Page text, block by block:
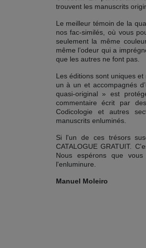
trouvent les manuscrits
Le meilleur témoin de la
nos fac-similés, où vous
seulement la même
même l’odeur qui a
que les autres ne font pas.
Les éditions sont uniques
un à un et accompagnés
quasi-original » est
commentaire écrit par
Codicologie et autres
manuscrits enluminés.
Si l'un de ces trésors
CATALOGUE GRATUIT.
Nous espérons que
l'enluminure.
Manuel Moleiro